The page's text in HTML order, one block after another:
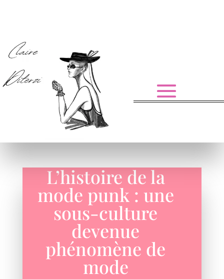
L’histoire de la
mode punk : une
sous-culture
devenue
phénomène de
mode